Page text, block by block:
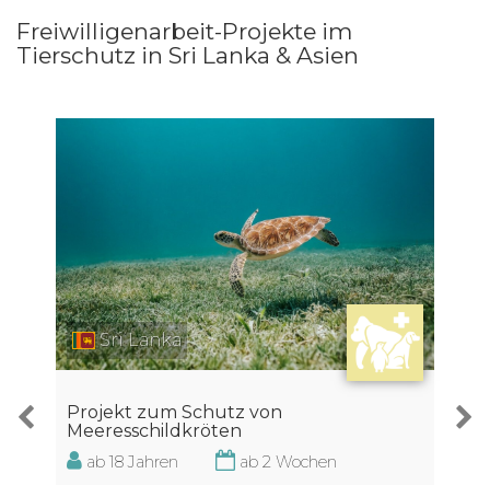
Freiwilligenarbeit-Projekte im
Tierschutz in Sri Lanka & Asien
Sri Lanka
Projekt zum Schutz von
Meeresschildkröten
ab 18 Jahren ab 2 Wochen